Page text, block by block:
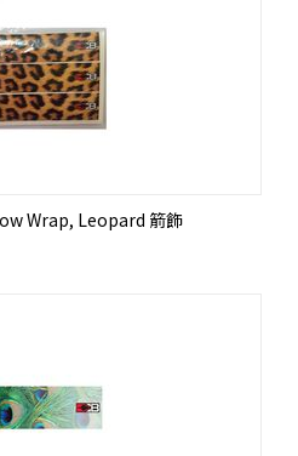
Wrap, Leopard 箭飾